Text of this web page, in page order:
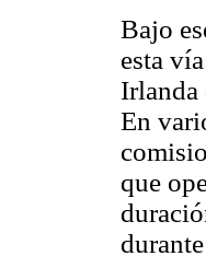
Bajo
esta
Irlanda
En
que